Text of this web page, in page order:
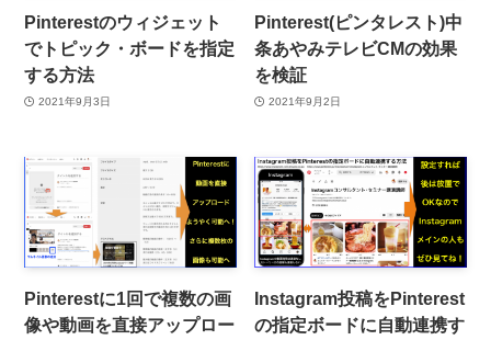
Pinterestのウィジェット
でトピック・ボードを指定
する方法
2021年9月3日
Pinterest(ピンタレスト)中
条あやみテレビCMの効果
を検証
2021年9月2日
Pinterestに1回で複数の画
像や動画を直接アップロー
Instagram投稿をPinterest
の指定ボードに自動連携す